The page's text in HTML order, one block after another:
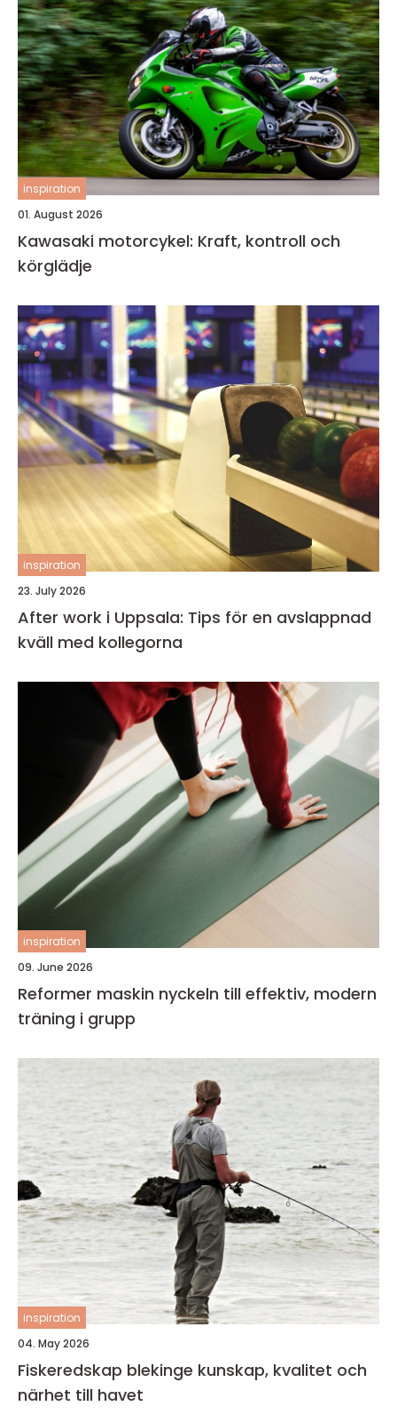
inspiration
01. August 2026
Kawasaki motorcykel: Kraft, kontroll och
körglädje
inspiration
23. July 2026
After work i Uppsala: Tips för en avslappnad
kväll med kollegorna
inspiration
09. June 2026
Reformer maskin nyckeln till effektiv, modern
träning i grupp
inspiration
04. May 2026
Fiskeredskap blekinge kunskap, kvalitet och
närhet till havet